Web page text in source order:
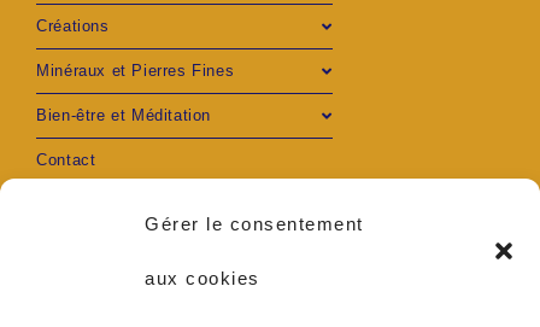
Gérer le consentement
aux cookies
Créations
Minéraux et Pierres Fines
Bien-être et Méditation
Contact